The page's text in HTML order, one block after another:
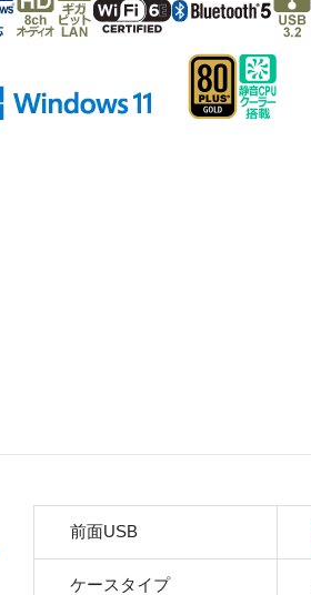
前面USB
ケースタイプ